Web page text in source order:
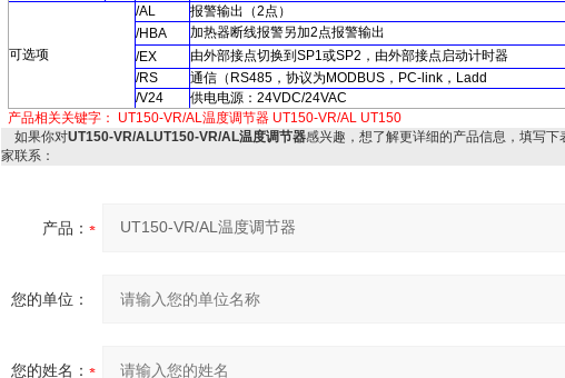
可选项
/AL 报警输出 （2点 ）
/HBA
加热器断线报警另加2点报警输出
/EX
由外部接点切换到 SP1或SP2 ，由外部接点启动计时器
/RS
通信 （RS485 ，协议为 MODBUS ， PC-link ， Ladd
/V24
供电电源： 24VDC/24VAC
产品相关关键字： UT150-VR/AL温度调节器 UT150-VR/AL UT150
如果你对UT150-VR/ALUT150-VR/AL温度调节器感兴趣，想了解更详细的产品信息，填写下
家联系：
产品：
您的单位：
您的姓名：